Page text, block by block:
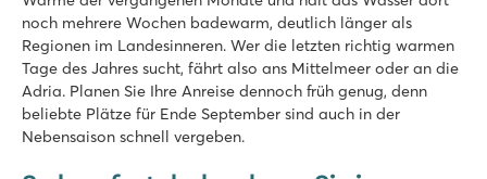
noch mehrere Wochen badewarm, deutlich länger als
Regionen im Landesinneren. Wer die letzten richtig warmen
Tage des Jahres sucht, fährt also ans Mittelmeer oder an die
Adria. Planen Sie Ihre Anreise dennoch früh genug, denn
beliebte Plätze für Ende September sind auch in der
Nebensaison schnell vergeben.